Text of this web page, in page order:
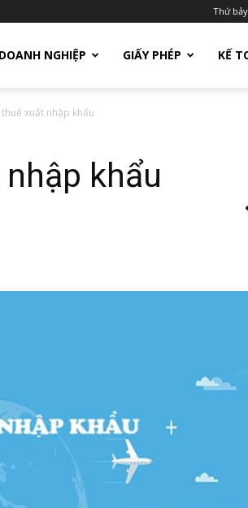
Thứ
DOANH NGHIỆP GIẤY PHÉP KẾ
xuất nhập khẩu
khẩu